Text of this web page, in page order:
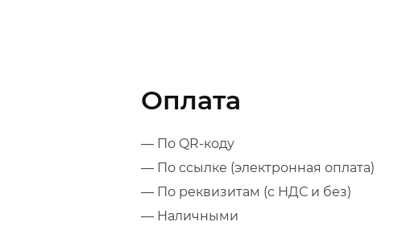
Оплата
— По QR-коду
— По ссылке (электронная оплата)
— По реквизитам (с НДС и без)
— Наличными